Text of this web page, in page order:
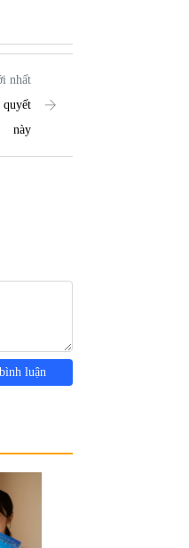
nhất
quyết
này
luận